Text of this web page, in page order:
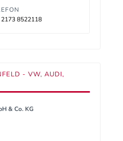
8522118
- VW, AUDI,
& Co. KG